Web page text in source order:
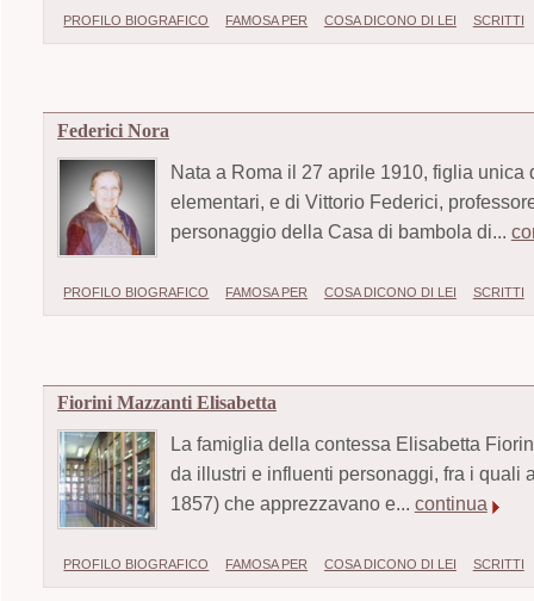
PROFILO BIOGRAFICO FAMOSA PER COSA DICONO DI LEI SCRITTI
Federici Nora
Nata a Roma il 27 aprile 1910, figlia
elementari, e di Vittorio Federici,
personaggio della Casa di bambola di...
PROFILO BIOGRAFICO FAMOSA PER COSA DICONO DI LEI SCRITTI
Fiorini Mazzanti Elisabetta
La famiglia della contessa Elisabetta
da illustri e influenti personaggi, fra i quali
1857) che apprezzavano e... continua
PROFILO BIOGRAFICO FAMOSA PER COSA DICONO DI LEI SCRITTI